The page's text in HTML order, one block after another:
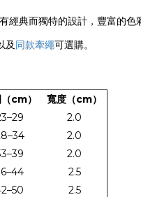
經典而獨特的設計，豐富的色
及同款牽繩可選購。
cm）
寬度（cm）
2.0
2.0
2.0
2.5
2.5